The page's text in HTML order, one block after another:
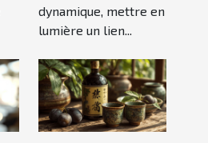
dynamique, mettre en
lumière un lien...